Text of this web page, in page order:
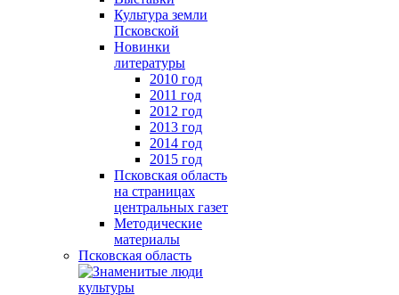
Культура земли
Псковской
Новинки
литературы
2010 год
2011 год
2012 год
2013 год
2014 год
2015 год
Псковская область
на страницах
центральных газет
Методические
материалы
Псковская область